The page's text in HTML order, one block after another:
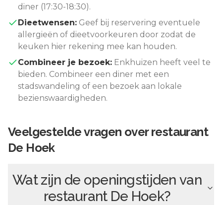
diner (17:30-18:30).
Dieetwensen: Geef bij reservering eventuele
allergieën of dieetvoorkeuren door zodat de
keuken hier rekening mee kan houden.
Combineer je bezoek: Enkhuizen heeft veel te
bieden. Combineer een diner met een
stadswandeling of een bezoek aan lokale
bezienswaardigheden.
Veelgestelde vragen overrestaurant
De Hoek
Wat zijn de openingstijden van
restaurant De Hoek?